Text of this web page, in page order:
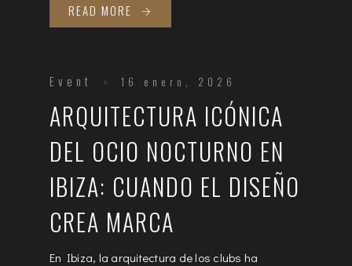
READ MORE
Event 16 enero, 2026
ARQUITECTURA ICÓNICA
DEL OCIO NOCTURNO EN
IBIZA: CUANDO EL DISEÑO
CREA MARCA
En Ibiza, la arquitectura de los clubs ha